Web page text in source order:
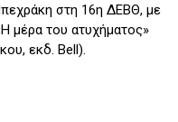
στη 16η ΔΕΒΘ, με
μέρα του ατυχήματος»
εκδ. Bell).